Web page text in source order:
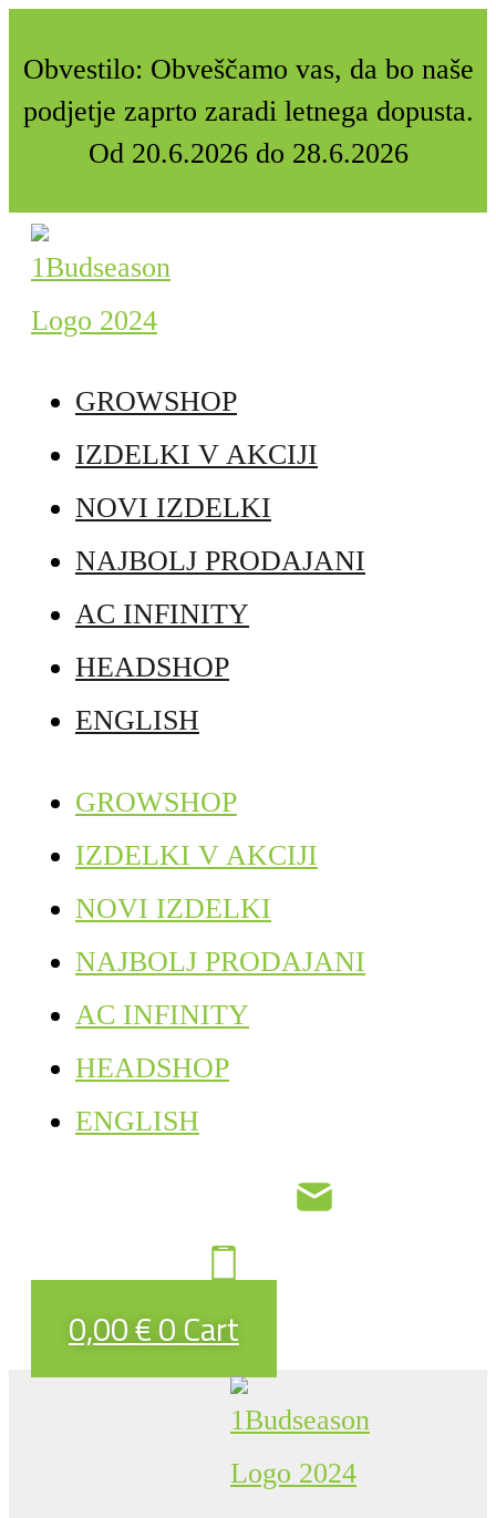
Obvestilo: Obveščamo vas, da bo naše
podjetje zaprto zaradi letnega dopusta.
Od 20.6.2026 do 28.6.2026
GROWSHOP
IZDELKI V AKCIJI
NOVI IZDELKI
NAJBOLJ PRODAJANI
AC INFINITY
HEADSHOP
ENGLISH
GROWSHOP
IZDELKI V AKCIJI
NOVI IZDELKI
NAJBOLJ PRODAJANI
AC INFINITY
HEADSHOP
ENGLISH
0,00€0Cart